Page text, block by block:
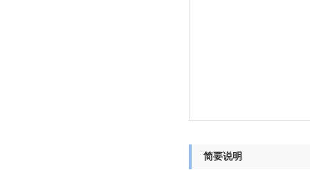
简要说明